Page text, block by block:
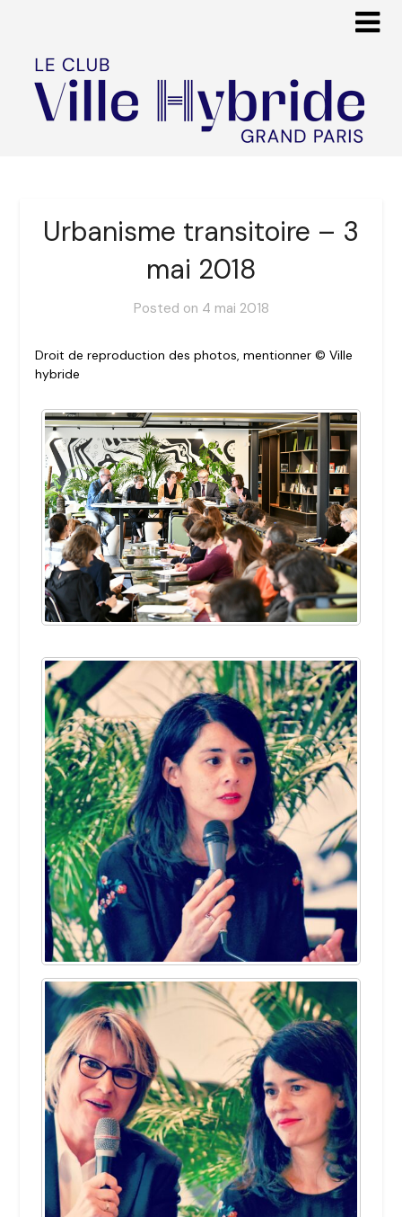
Urbanisme transitoire – 3
mai 2018
Posted on 4 mai 2018
Droit de reproduction des photos, mentionner © Ville
hybride